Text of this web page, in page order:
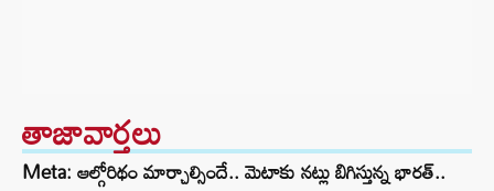
తాజావార్తలు
Meta: ఆల్గోరిథం మార్చాల్సిందే.. మెటాకు నట్లు బిగిస్తున్న భారత్..